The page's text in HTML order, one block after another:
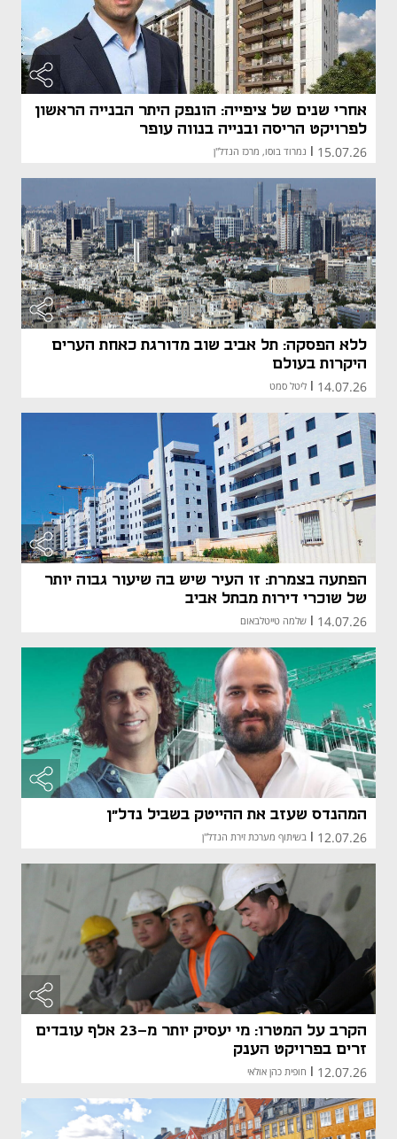
אחרי שנים של ציפייה: הונפק היתר הבנייה הראשון
לפרויקט הריסה ובנייה בנווה עופר
15.07.26 נמרוד בוסו, מרכז הנדל"ן
ללא הפסקה: תל אביב שוב מדורגת כאחת הערים
היקרות בעולם
14.07.26 ליטל סמט
הפתעה בצמרת: זו העיר שיש בה שיעור גבוה יותר
של שוכרי דירות מבתל אביב
14.07.26 שלמה טייטלבאום
המהנדס שעזב את ההייטק בשביל נדל"ן
12.07.26 בשיתוף מערכת זירת הנדל"ן
הקרב על המטרו: מי יעסיק יותר מ-23 אלף עובדים
זרים בפרויקט הענק
12.07.26 חופית כהן אולאי